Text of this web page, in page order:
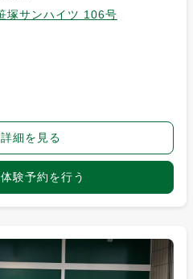
塚サンハイツ 106号
細を見る
験予約を行う